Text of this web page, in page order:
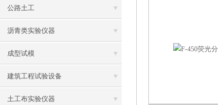
公路土工
沥青类实验仪器
成型试模
建筑工程试验设备
土工布实验仪器